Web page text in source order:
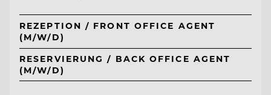
REZEPTION / FRONT OFFICE AGENT
(M/W/D)
RESERVIERUNG / BACK OFFICE AGENT
(M/W/D)